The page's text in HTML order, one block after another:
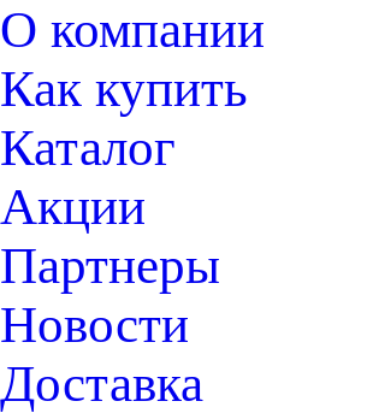
О компании
Как купить
Каталог
Акции
Партнеры
Новости
Доставка